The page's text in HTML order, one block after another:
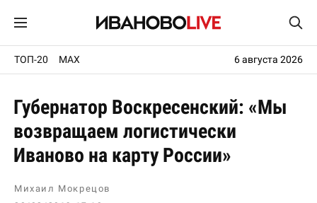
ТОП-20 MAX 6 августа 2026
Губернатор Воскресенский: «Мы
возвращаем логистически
Иваново на карту России»
Михаил Мокрецов